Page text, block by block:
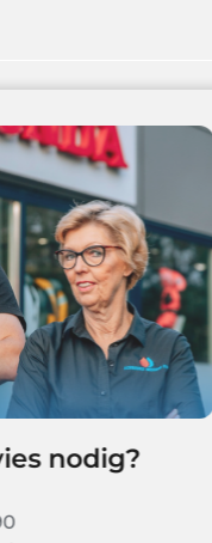
nodig?